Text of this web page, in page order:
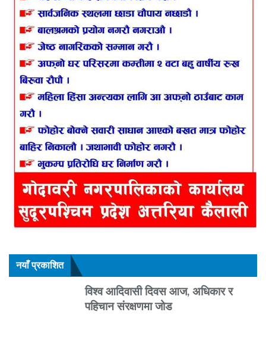
नयाँ प्रकाशित
विश्व आदिवासी दिवस आज, अधिकार र
पहिचान संरक्षणमा जोड